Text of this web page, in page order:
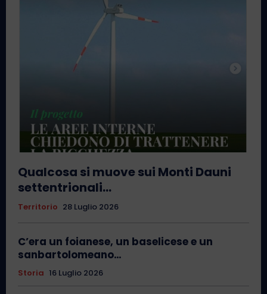
Qualcosa si muove sui Monti Dauni
settentrionali…
Territorio 28 Luglio 2026
C’era un foianese, un baselicese e un
sanbartolomeano…
Storia 16 Luglio 2026